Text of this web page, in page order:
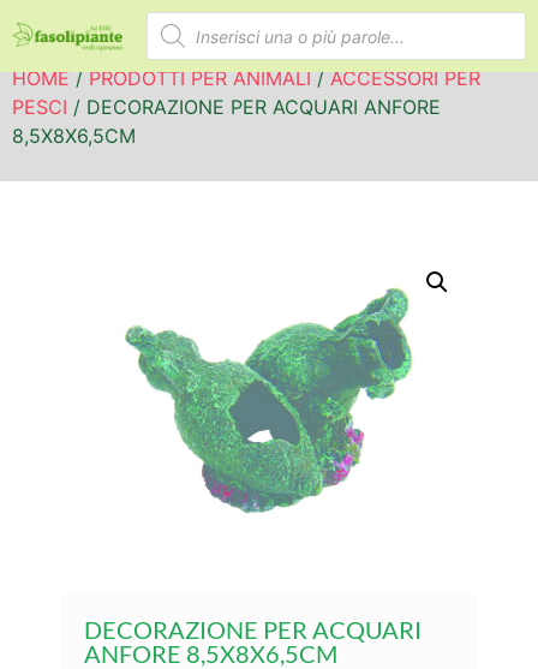
HOME/PRODOTTI PER ANIMALI/ACCESSORI PER
PESCI / DECORAZIONE PER ACQUARI ANFORE
8,5X8X6,5CM
DECORAZIONE PER ACQUARI
ANFORE 8,5X8X6,5CM